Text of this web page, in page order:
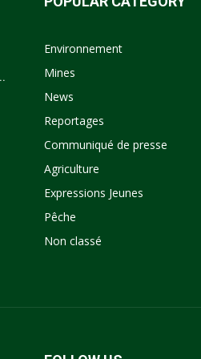
Environnement
Mines
News
Reportages
Communiqué de presse
Agriculture
Expressions Jeunes
Pêche
Non classé